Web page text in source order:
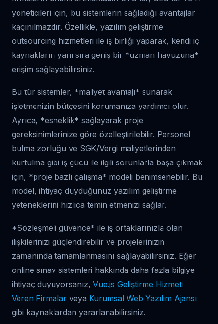
yöneticileri için, bu sistemlerin sağladığı avantajlar
kaçınılmazdır. Özellikle, yazılım geliştirme
outsourcing hizmetleri ile iş birliği yaparak, kendi iç
kaynakların yanı sıra geniş bir *uzman havuzuna*
erişim sağlayabilirsiniz.
Bu tür sistemler, *maliyet avantajı* sunarak
işletmenizin bütçesini korumanıza yardımcı olur.
Ayrıca, *esneklik* sağlayarak proje
gereksinimlerinize göre özelleştirilebilir. Personel
bulma zorluğu ve SGK/Vergi maliyetlerinden
kurtulma gibi iş gücü ile ilgili sorunlarla başa çıkmak
için, *proje bazlı çalışma* modeli benimsenebilir. Bu
model, ihtiyaç duyduğunuz yazılım geliştirme
yeteneklerini hızlıca temin etmenizi sağlar.
*Sözleşmeli güvence* ile iş ortaklarınızla olan
ilişkilerinizi güçlendirebilir ve projelerinizin
zamanında tamamlanmasını sağlayabilirsiniz. Eğer
online sınav sistemleri hakkında daha fazla bilgiye
ihtiyaç duyuyorsanız, Vue.js Geliştirme Hizmeti
Veren Firmalar veya Kurumsal Web Yazılım Ajansı
gibi kaynaklardan yararlanabilirsiniz.